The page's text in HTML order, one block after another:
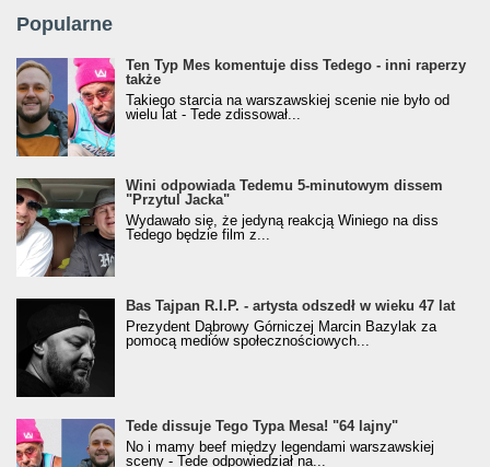
Popularne
Ten Typ Mes komentuje diss Tedego - inni raperzy
także
Takiego starcia na warszawskiej scenie nie było od
wielu lat - Tede zdissował...
Wini odpowiada Tedemu 5-minutowym dissem
"Przytul Jacka"
Wydawało się, że jedyną reakcją Winiego na diss
Tedego będzie film z...
Bas Tajpan R.I.P. - artysta odszedł w wieku 47 lat
Prezydent Dąbrowy Górniczej Marcin Bazylak za
pomocą mediów społecznościowych...
Tede dissuje Tego Typa Mesa! "64 lajny"
No i mamy beef między legendami warszawskiej
sceny - Tede odpowiedział na...